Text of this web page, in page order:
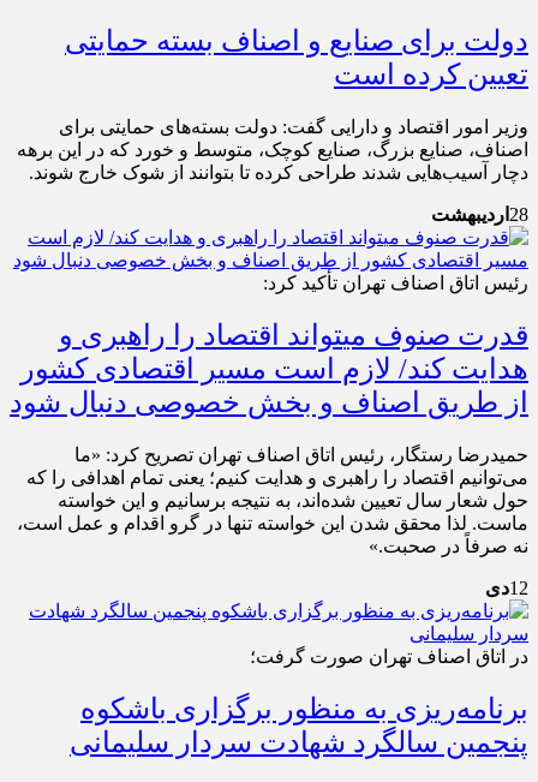
دولت برای صنایع و اصناف بسته حمایتی
تعیین کرده است
وزیر امور اقتصاد و دارایی گفت: دولت بسته‌های حمایتی برای
اصناف، صنایع بزرگ، صنایع کوچک، متوسط و خورد که در این برهه
دچار آسیب‌هایی شدند طراحی کرده تا بتوانند از شوک خارج شوند.
28 اردیبهشت
رئیس اتاق اصناف تهران تأکید کرد:
قدرت صنوف می‎تواند اقتصاد را راهبری و
هدایت کند/ لازم است مسیر اقتصادی کشور
از طریق اصناف و بخش خصوصی دنبال شود
حمیدرضا رستگار، رئیس اتاق اصناف تهران تصریح کرد: «ما
می‌توانیم اقتصاد را راهبری و هدایت کنیم؛ یعنی تمام اهدافی را که
حول شعار سال تعیین شده‌اند، به نتیجه برسانیم و این خواسته
ماست. لذا محقق شدن این خواسته تنها در گرو اقدام و عمل است،
نه صرفاً در صحبت.»
12دی
در اتاق اصناف تهران صورت گرفت؛
برنامه‌ریزی به منظور برگزاری باشکوه
پنجمین سالگرد شهادت سردار سلیمانی